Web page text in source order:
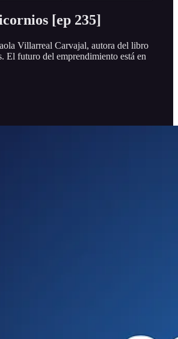
[ep 235]
Villarreal Carvajal, autora del libro
El futuro del emprendimiento está en